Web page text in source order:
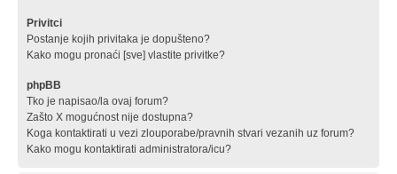
Privitci
Postanje kojih privitaka je dopušteno?
Kako mogu pronaći [sve] vlastite privitke?
phpBB
Tko je napisao/la ovaj forum?
Zašto X mogućnost nije dostupna?
Koga kontaktirati u vezi zlouporabe/pravnih stvari vezanih uz forum?
Kako mogu kontaktirati administratora/icu?